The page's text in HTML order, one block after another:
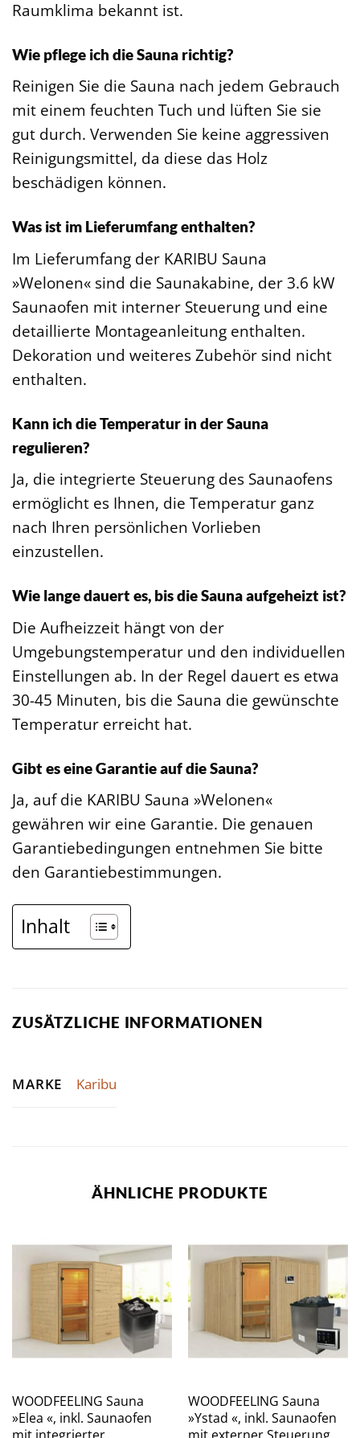
Raumklima bekannt ist.
Wie pflege ich die Sauna richtig?
Reinigen Sie die Sauna nach jedem Gebrauch
mit einem feuchten Tuch und lüften Sie sie
gut durch. Verwenden Sie keine aggressiven
Reinigungsmittel, da diese das Holz
beschädigen können.
Was ist im Lieferumfang enthalten?
Im Lieferumfang der KARIBU Sauna
»Welonen« sind die Saunakabine, der 3.6 kW
Saunaofen mit interner Steuerung und eine
detaillierte Montageanleitung enthalten.
Dekoration und weiteres Zubehör sind nicht
enthalten.
Kann ich die Temperatur in der Sauna
regulieren?
Ja, die integrierte Steuerung des Saunaofens
ermöglicht es Ihnen, die Temperatur ganz
nach Ihren persönlichen Vorlieben
einzustellen.
Wie lange dauert es, bis die Sauna aufgeheizt ist?
Die Aufheizzeit hängt von der
Umgebungstemperatur und den individuellen
Einstellungen ab. In der Regel dauert es etwa
30-45 Minuten, bis die Sauna die gewünschte
Temperatur erreicht hat.
Gibt es eine Garantie auf die Sauna?
Ja, auf die KARIBU Sauna »Welonen«
gewähren wir eine Garantie. Die genauen
Garantiebedingungen entnehmen Sie bitte
den Garantiebestimmungen.
Inhalt
ZUSÄTZLICHE INFORMATIONEN
MARKE Karibu
ÄHNLICHE PRODUKTE
WOODFEELING Sauna
»Elea «, inkl. Saunaofen
WOODFEELING Sauna
»Ystad «, inkl. Saunaofen